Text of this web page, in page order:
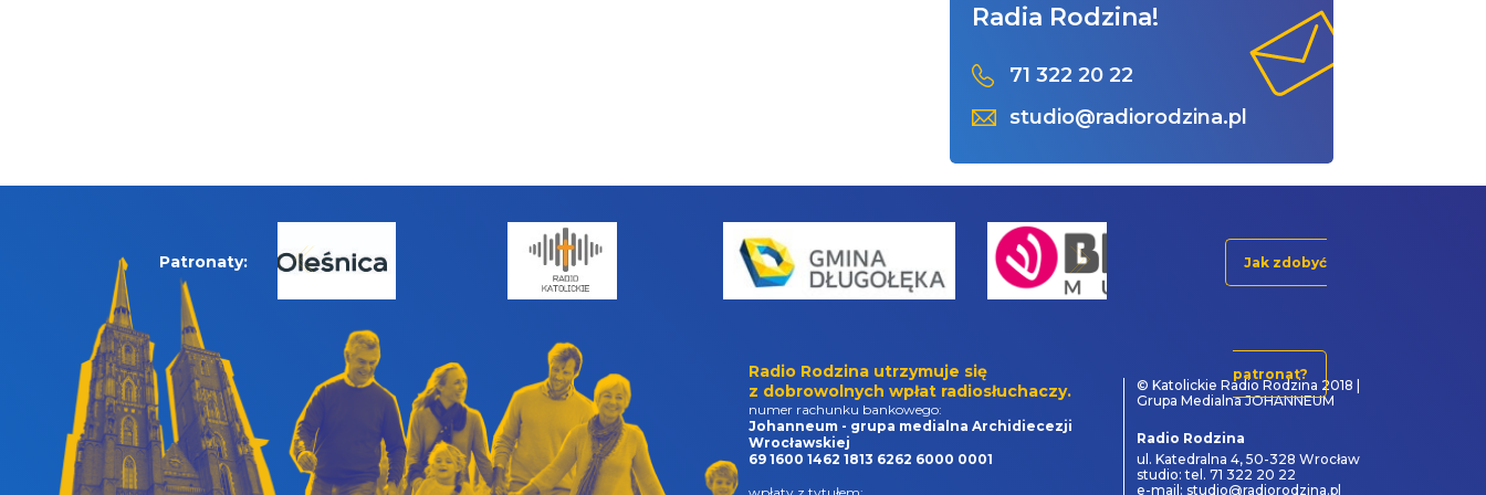
Radia Rodzina!
71 322 20 22
studio@radiorodzina.pl
Patronaty: Jak zdobyć
patronat?
Radio Rodzina utrzymuje się
z dobrowolnych wpłat radiosłuchaczy.
numer rachunku bankowego:
Johanneum - grupa medialna Archidiecezji
Wrocławskiej
69 1600 1462 1813 6262 6000 0001
© Katolickie Radio Rodzina 2018 |
Grupa Medialna JOHANNEUM
Radio Rodzina
ul. Katedralna 4, 50-328 Wrocław
studio: tel. 71 322 20 22
e-mail: studio@radiorodzina.pl